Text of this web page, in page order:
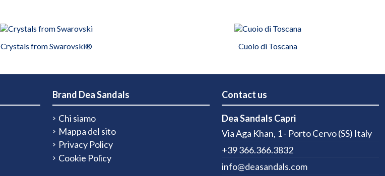
Crystals from Swarovski® Cuoio di Toscana
Brand Dea Sandals
Chi siamo
Mappa del sito
Privacy Policy
Cookie Policy
Contact us
Dea Sandals Capri
Via Aga Khan, 1 - Porto Cervo (SS) Italy
+39 366.366.3832
info@deasandals.com